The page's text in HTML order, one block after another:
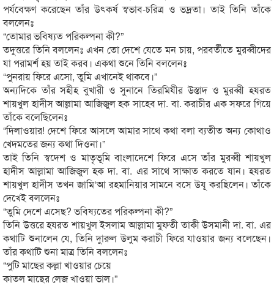
পর্যবেক্ষণ করেছেন তাঁর উৎকর্ষ স্বভাব-চরিত্র ও ভদ্রতা। তাই তিনি তাঁকে
বললেনঃ
“তোমার ভবিষ্যত পরিকল্পনা কী?”
তদুত্তরে তিনি বললেনঃ এখন তো দেশে যেতে মন চায়, পরবর্তীতে মুরব্বীদের
যা পরামর্শ হয় তাই করব। একথা শুনে তিনি বললেনঃ
“পুনরায় ফিরে এসো, তুমি এখানেই থাকবে।”
অন্যদিকে তাঁর সহীহ বুখারী ও সুনানে তিরমিযীর উস্তাদ ও মুরব্বী হযরত
শায়খুল হাদীস আল্লামা আজিজুল হক সাহেব দা. বা. করাচীর এক সফরে গিয়ে
তাঁকে বলেছিলেনঃ
“দিলাওয়ার! দেশে ফিরে আসলে আমার সাথে কথা বলা ব্যতীত অন্য কোথাও
খেদমতের জন্য কথা দিওনা।”
তাই তিনি স্বদেশ ও মাতৃভূমি বাংলাদেশে ফিরে এসে তাঁর মুরব্বী শায়খুল
হাদীস আল্লামা আজিজুল হক দা. বা. এর সাথে সাক্ষাত করতে যান। হযরত
শায়খুল হাদীস তখন জামি‘আ রহমানিয়ার সামনে বসে উযূ করছিলেন। তাঁকে
দেখেই বললেনঃ
“তুমি দেশে এসেছ? ভবিষ্যতের পরিকল্পনা কী?”
তিনি উত্তরে হযরত শায়খুল ইসলাম আল্লামা মুফতী তাকী উসমানী দা. বা. এর
কথাটি শুনালেন যে, তিনি দাুরুল উলুম করাচী ফিরে যাওয়ার জন্য বলেছেন।
তাঁর কথাটি শুনা মাত্র তিনি বললেনঃ
“পুটি মাছের কল্লা খাওয়ার চেয়ে
কাতল মাছের লেজ খাওয়া ভাল।”